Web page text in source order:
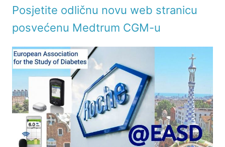
Posjetite odličnu novu web stranicu
posvećenu Medtrum CGM-u